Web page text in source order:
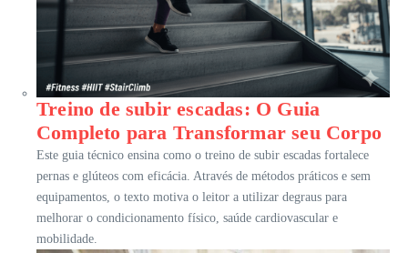
Treino de subir escadas: O Guia
Completo para Transformar seu Corpo
Este guia técnico ensina como o treino de subir escadas fortalece
pernas e glúteos com eficácia. Através de métodos práticos e sem
equipamentos, o texto motiva o leitor a utilizar degraus para
melhorar o condicionamento físico, saúde cardiovascular e
mobilidade.